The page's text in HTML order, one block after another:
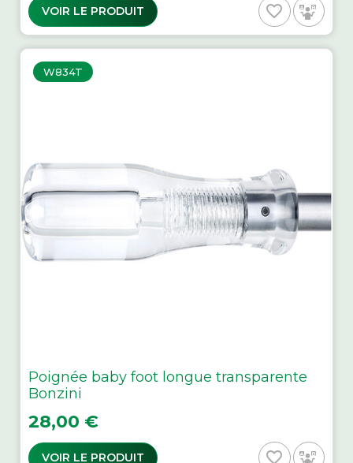
VOIR LE PRODUIT favorite_border
W834T
Poignée baby foot longue transparente
Bonzini
Prix
28,00 €
VOIR LE PRODUIT favorite_border